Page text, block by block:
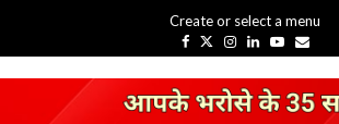
Create or select a menu
Facebook
TwitterInstagram
Linkedin
Youtube
Email